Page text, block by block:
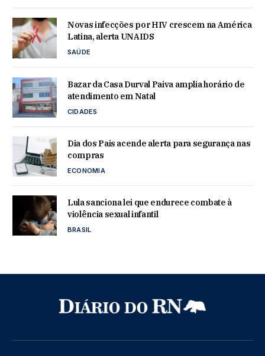
Novas infecções por HIV crescem na América
Latina, alerta UNAIDS
SAÚDE
Bazar da Casa Durval Paiva amplia horário de
atendimento em Natal
CIDADES
Dia dos Pais acende alerta para segurança nas
compras
ECONOMIA
Lula sanciona lei que endurece combate à
violência sexual infantil
BRASIL